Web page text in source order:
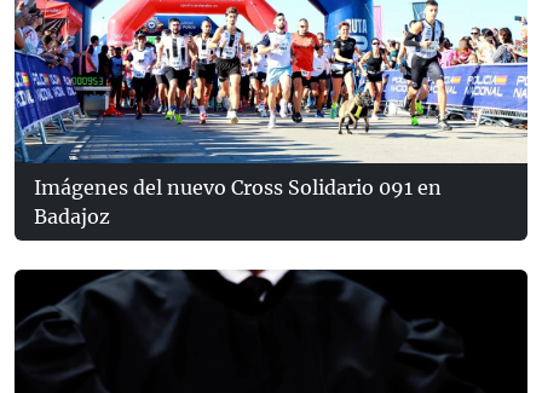
Imágenes del nuevo Cross Solidario 091 en
Badajoz